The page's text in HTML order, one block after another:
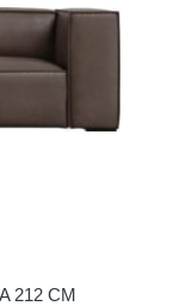
212 CM